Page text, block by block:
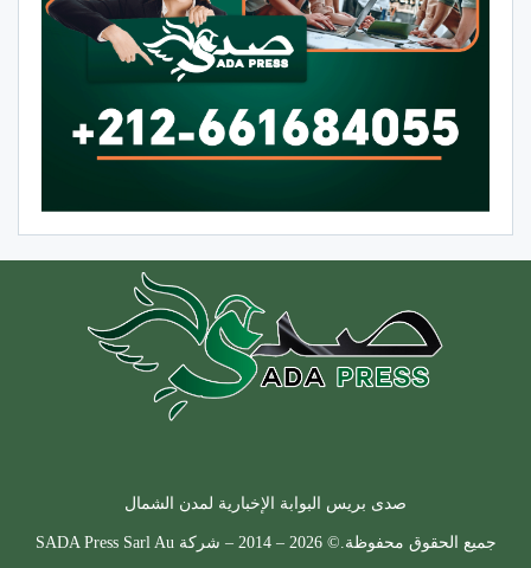
صدى بريس البوابة الإخبارية لمدن الشمال
جميع الحقوق محفوظة.© 2026 – 2014 – شركة SADA Press Sarl Au